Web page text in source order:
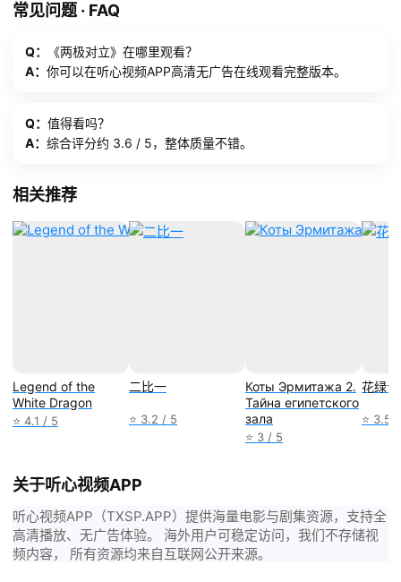
常见问题 · FAQ
Q：
《两极对立》在哪里观看？
A： 你可以在听心视频APP高清无广告在线观看完整版本。
Q： 值得看吗？
A： 综合评分约 3.6 / 5，整体质量不错。
相关推荐
Legend of the
White Dragon
⭐ 4.1 / 5
二比一
⭐ 3.2 / 5
Коты Эрмитажа 2.
Тайна египетского
зала
⭐ 3 / 5
花绿
⭐ 3.5
关于听心视频APP
听心视频APP（TXSP.APP）提供海量电影与剧集资源，支持全
高清播放、无广告体验。 海外用户可稳定访问，我们不存储视
频内容， 所有资源均来自互联网公开来源。